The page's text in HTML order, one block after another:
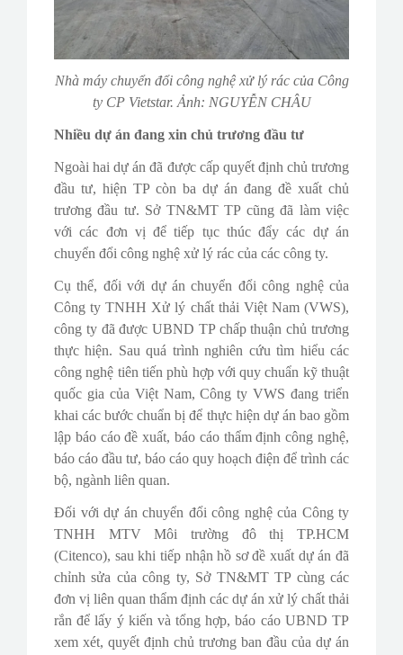
Nhà máy chuyển đổi công nghệ xử lý rác của Công
ty CP Vietstar. Ảnh: NGUYỄN CHÂU
Nhiều dự án đang xin chủ trương đầu tư
Ngoài hai dự án đã được cấp quyết định chủ trương
đầu tư, hiện TP còn ba dự án đang đề xuất chủ
trương đầu tư. Sở TN&MT TP cũng đã làm việc
với các đơn vị để tiếp tục thúc đẩy các dự án
chuyển đổi công nghệ xử lý rác của các công ty.
Cụ thể, đối với dự án chuyển đổi công nghệ của
Công ty TNHH Xử lý chất thải Việt Nam (VWS),
công ty đã được UBND TP chấp thuận chủ trương
thực hiện. Sau quá trình nghiên cứu tìm hiểu các
công nghệ tiên tiến phù hợp với quy chuẩn kỹ thuật
quốc gia của Việt Nam, Công ty VWS đang triển
khai các bước chuẩn bị để thực hiện dự án bao gồm
lập báo cáo đề xuất, báo cáo thẩm định công nghệ,
báo cáo đầu tư, báo cáo quy hoạch điện để trình các
bộ, ngành liên quan.
Đối với dự án chuyển đổi công nghệ của Công ty
TNHH MTV Môi trường đô thị TP.HCM
(Citenco), sau khi tiếp nhận hồ sơ đề xuất dự án đã
chỉnh sửa của công ty, Sở TN&MT TP cùng các
đơn vị liên quan thẩm định các dự án xử lý chất thải
rắn để lấy ý kiến và tổng hợp, báo cáo UBND TP
xem xét, quyết định chủ trương ban đầu của dự án